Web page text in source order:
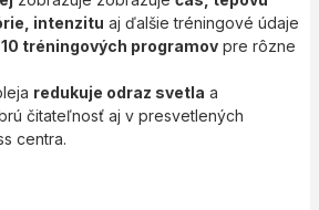
intenzitu aj ďalšie tréningové údaje
10 tréningových programov pre rôzne
redukuje odraz svetla a
čitateľnosť aj v presvetlených
centra.